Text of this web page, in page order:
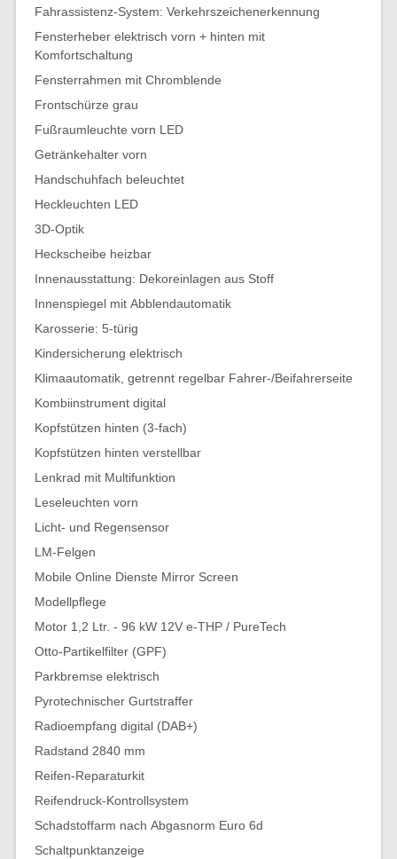
Fahrassistenz-System: Verkehrszeichenerkennung
Fensterheber elektrisch vorn + hinten mit
Komfortschaltung
Fensterrahmen mit Chromblende
Frontschürze grau
Fußraumleuchte vorn LED
Getränkehalter vorn
Handschuhfach beleuchtet
Heckleuchten LED
3D-Optik
Heckscheibe heizbar
Innenausstattung: Dekoreinlagen aus Stoff
Innenspiegel mit Abblendautomatik
Karosserie: 5-türig
Kindersicherung elektrisch
Klimaautomatik, getrennt regelbar Fahrer-/Beifahrerseite
Kombiinstrument digital
Kopfstützen hinten (3-fach)
Kopfstützen hinten verstellbar
Lenkrad mit Multifunktion
Leseleuchten vorn
Licht- und Regensensor
LM-Felgen
Mobile Online Dienste Mirror Screen
Modellpflege
Motor 1,2 Ltr. - 96 kW 12V e-THP / PureTech
Otto-Partikelfilter (GPF)
Parkbremse elektrisch
Pyrotechnischer Gurtstraffer
Radioempfang digital (DAB+)
Radstand 2840 mm
Reifen-Reparaturkit
Reifendruck-Kontrollsystem
Schadstoffarm nach Abgasnorm Euro 6d
Schaltpunktanzeige